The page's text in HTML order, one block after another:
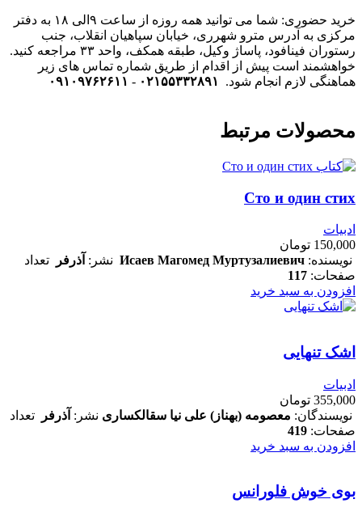
خرید حضوری: شما می توانید همه روزه از ساعت ۹الی ۱۸ به دفتر
مرکزی به آدرس مترو شهرری، خیابان سپاهیان انقلاب، جنب
رستوران فینافود، پاساژ وکیل، طبقه همکف، واحد ۳۳
مراجعه کنید.
خواهشمند است پیش از اقدام از طریق شماره تماس های زیر
هماهنگی لازم انجام شود.
۰۲۱۵۵۳۳۲۸۹۱ - ۰۹۱۰۹۷۶۲۶۱۱
محصولات مرتبط
Сто и один стих
ادبیات
150,000 تومان
نویسنده: Исаев Магомед Муртузалиевич نشر: آذرفر
تعداد
صفحات: 117
افزودن به سبد خرید
اشک تنهایی
ادبیات
355,000 تومان
نویسندگان: معصومه (بهناز) علی نیا سقالکساری نشر: آذرفر
تعداد
صفحات:
افزودن به سبد خرید
بوی خوش فلورانس